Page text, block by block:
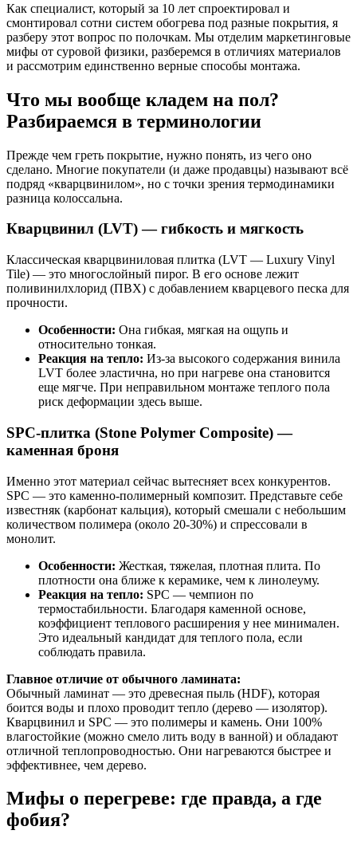
Как специалист, который за 10 лет спроектировал и
смонтировал сотни систем обогрева под разные покрытия, я
разберу этот вопрос по полочкам. Мы отделим маркетинговые
мифы от суровой физики, разберемся в отличиях материалов
и рассмотрим единственно верные способы монтажа.
Что мы вообще кладем на пол?
Разбираемся в терминологии
Прежде чем греть покрытие, нужно понять, из чего оно
сделано. Многие покупатели (и даже продавцы) называют всё
подряд «кварцвинилом», но с точки зрения термодинамики
разница колоссальна.
Кварцвинил (LVT) — гибкость и мягкость
Классическая кварцвиниловая плитка (LVT — Luxury Vinyl
Tile) — это многослойный пирог. В его основе лежит
поливинилхлорид (ПВХ) с добавлением кварцевого песка для
прочности.
Особенности: Она гибкая, мягкая на ощупь и
относительно тонкая.
Реакция на тепло: Из-за высокого содержания винила
LVT более эластична, но при нагреве она становится
еще мягче. При неправильном монтаже теплого пола
риск деформации здесь выше.
SPC-плитка (Stone Polymer Composite) —
каменная броня
Именно этот материал сейчас вытесняет всех конкурентов.
SPC — это каменно-полимерный композит. Представьте себе
известняк (карбонат кальция), который смешали с небольшим
количеством полимера (около 20-30%) и спрессовали в
монолит.
Особенности: Жесткая, тяжелая, плотная плита. По
плотности она ближе к керамике, чем к линолеуму.
Реакция на тепло: SPC — чемпион по
термостабильности. Благодаря каменной основе,
коэффициент теплового расширения у нее минимален.
Это идеальный кандидат для теплого пола, если
соблюдать правила.
Главное отличие от обычного ламината:
Обычный ламинат — это древесная пыль (HDF), которая
боится воды и плохо проводит тепло (дерево — изолятор).
Кварцвинил и SPC — это полимеры и камень. Они 100%
влагостойкие (можно смело лить воду в ванной) и обладают
отличной теплопроводностью. Они нагреваются быстрее и
эффективнее, чем дерево.
Мифы о перегреве: где правда, а где
фобия?